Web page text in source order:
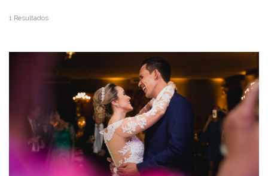
1 Resultados